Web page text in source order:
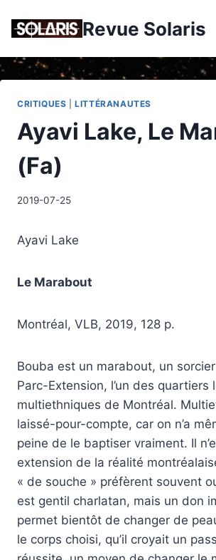
Revue Solaris
CRITIQUES |LITTÉRANAUTES
Ayavi Lake, Le
(Fa)
2019-07-25
Ayavi Lake
Le Marabout
Montréal, VLB, 2019, 128 p.
Bouba est un marabout, un
Parc-Extension, l’un des quartiers
multiethniques de Montréal.
laissé-pour-compte, car on n’a
peine de le baptiser vraiment. Il
extension de la réalité
« de souche » préfèrent souvent
est gentil charlatan, mais un don
permet bientôt de changer de
le corps choisi, qu’il croyait un